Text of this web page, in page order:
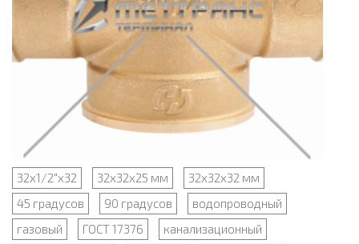
32х1/2"х32 32х32х25 мм
32х32х32 мм
45 градусов
90 градусов
водопроводный
газовый
ГОСТ 17376
канализационный